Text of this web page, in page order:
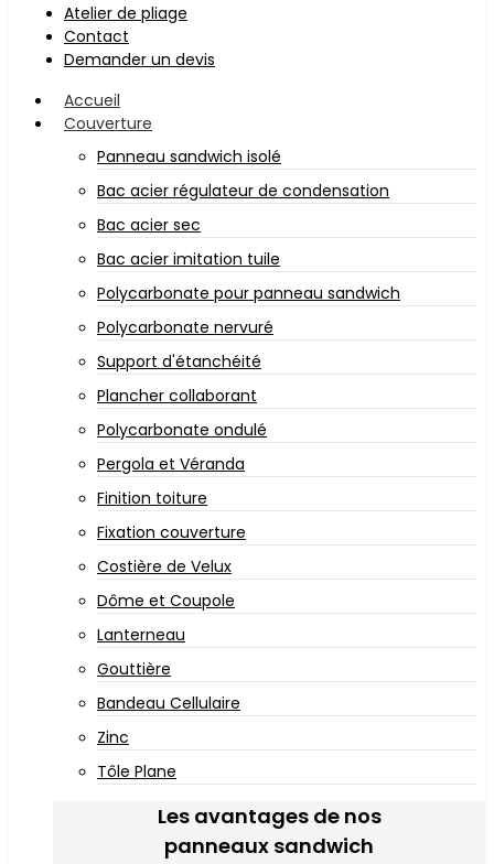
Atelier de pliage
Contact
Demander un devis
Accueil
Couverture
Panneau sandwich isolé
Bac acier régulateur de condensation
Bac acier sec
Bac acier imitation tuile
Polycarbonate pour panneau sandwich
Polycarbonate nervuré
Support d'étanchéité
Plancher collaborant
Polycarbonate ondulé
Pergola et Véranda
Finition toiture
Fixation couverture
Costière de Velux
Dôme et Coupole
Lanterneau
Gouttière
Bandeau Cellulaire
Zinc
Tôle Plane
Les avantages de nos
panneaux sandwich